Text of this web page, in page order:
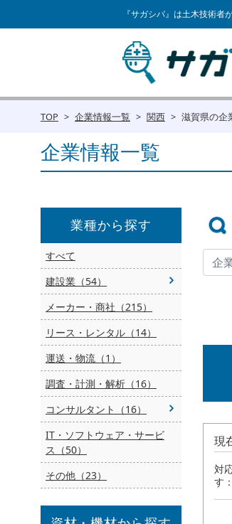
『サガシバ』は土木技術
TOP 企業情報一覧 関西 滋賀県の企
企業情報一覧
業種から探す
すべて
建設業（54）
メーカー・商社（215）
リース・レンタル（14）
運送・物流（1）
調査・計測・解析（16）
コンサルタント（16）
IT・ソフトウェア・サービ
ス（50）
その他（23）
現
対
す：